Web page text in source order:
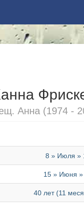
Анна (1974 -
8 » Июля »
15 » Июня »
40 лет (11